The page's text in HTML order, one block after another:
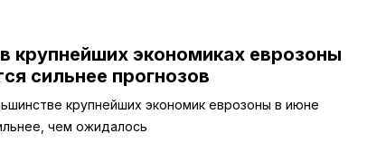
крупнейших экономиках еврозоны
сильнее прогнозов
крупнейших экономик еврозоны в июне
чем ожидалось